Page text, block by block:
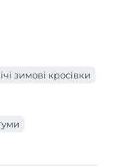
зимові кросівки